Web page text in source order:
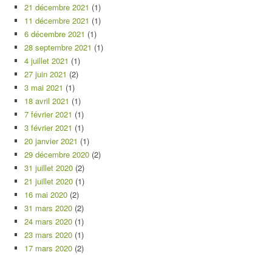
21 décembre 2021 (1)
11 décembre 2021 (1)
6 décembre 2021 (1)
28 septembre 2021 (1)
4 juillet 2021 (1)
27 juin 2021 (2)
3 mai 2021 (1)
18 avril 2021 (1)
7 février 2021 (1)
3 février 2021 (1)
20 janvier 2021 (1)
29 décembre 2020 (2)
31 juillet 2020 (2)
21 juillet 2020 (1)
16 mai 2020 (2)
31 mars 2020 (2)
24 mars 2020 (1)
23 mars 2020 (1)
17 mars 2020 (2)